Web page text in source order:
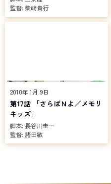
監督: 柴﨑貴行
2010年 1月 9日
第17話 「さらばＮよ／メモリ
キッズ」
脚本: 長谷川圭一
監督: 諸田敏